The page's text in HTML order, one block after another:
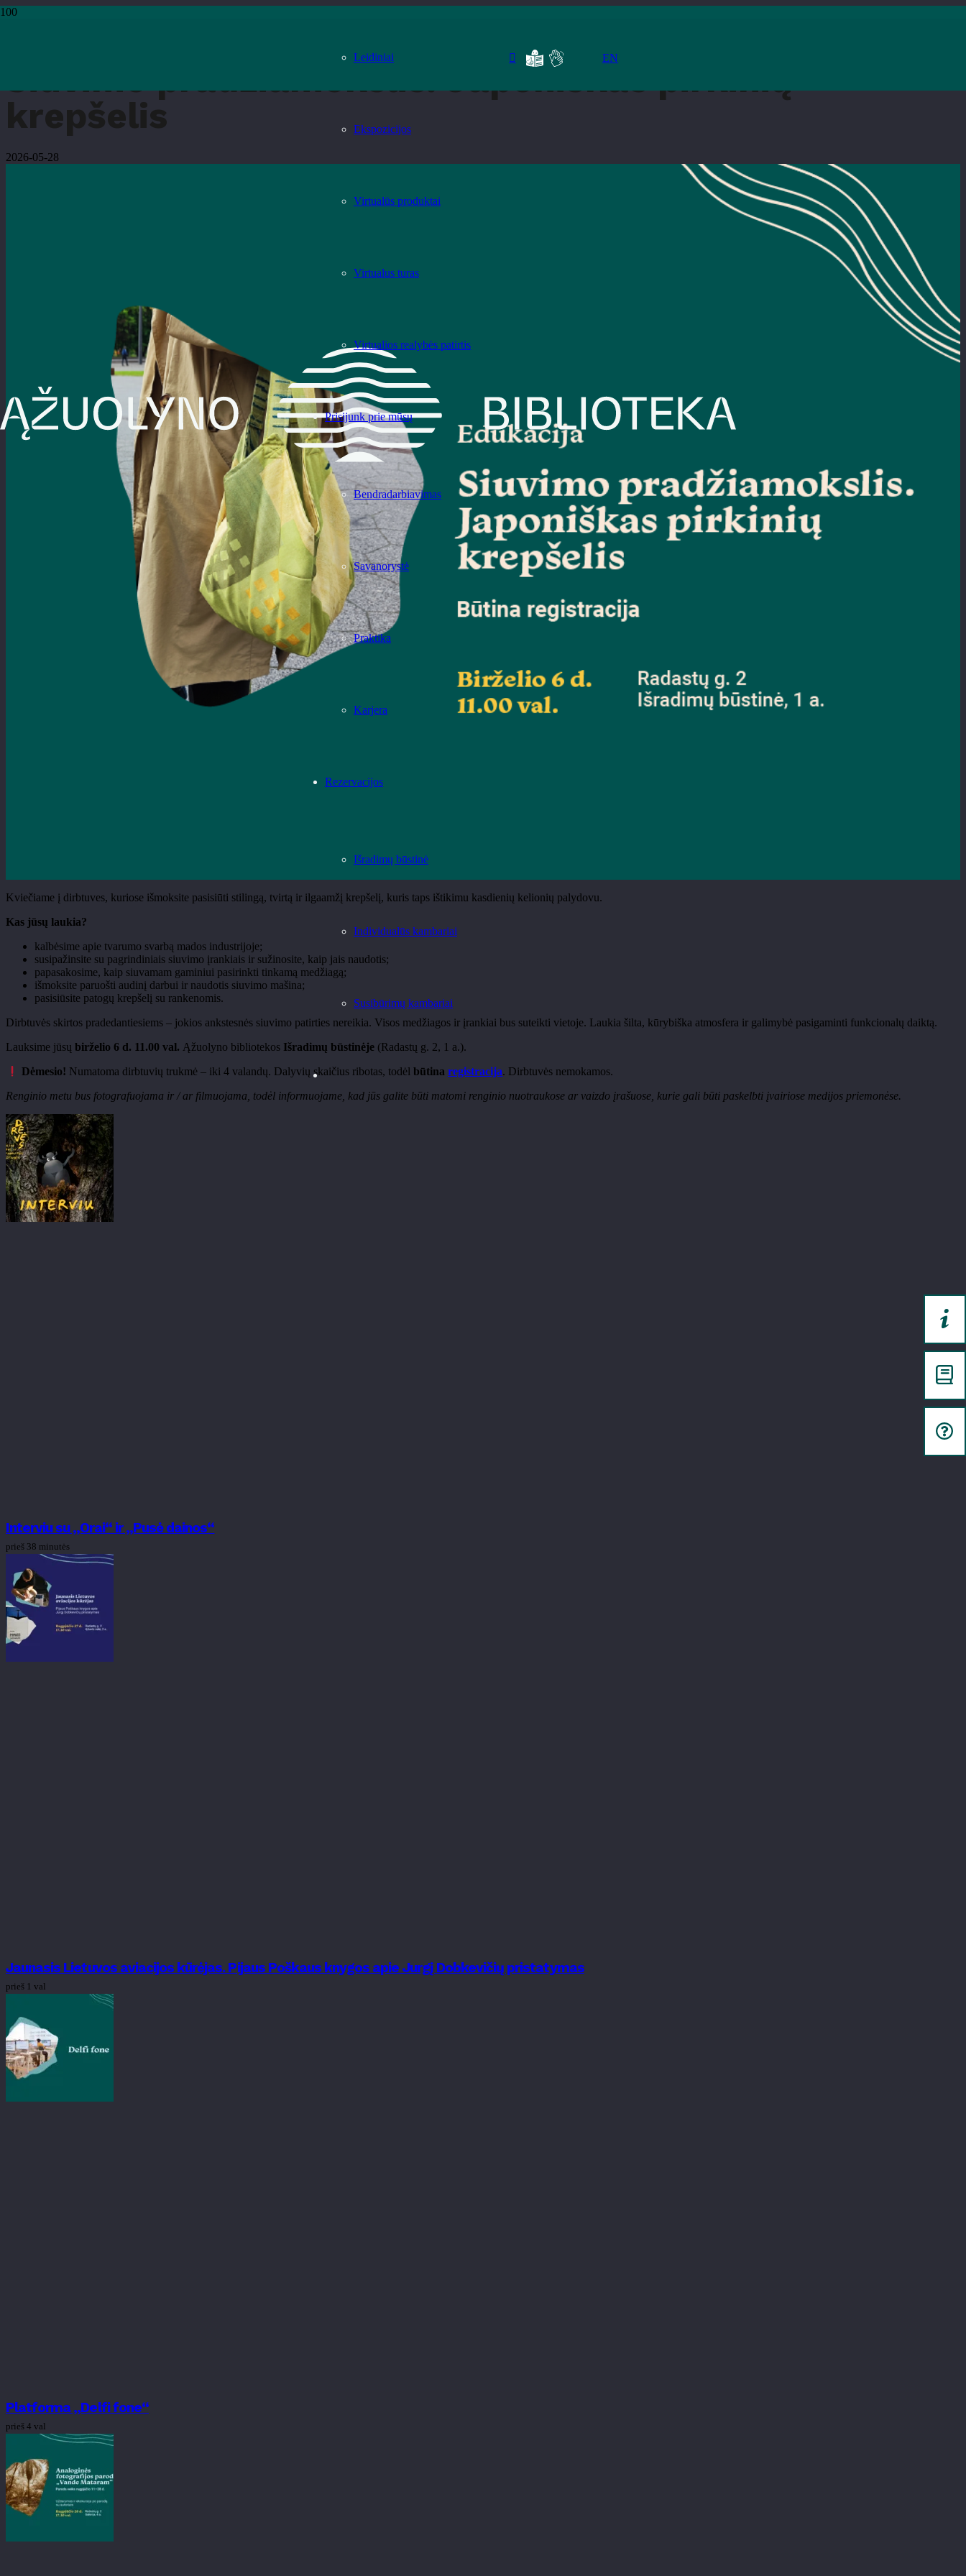
Leidiniai
Ekspozicijos
Virtualūs produktai
Virtualus turas
Virtualios realybės patirtis
Prisijunk prie mūsų
Bendradarbiavimas
Savanorystė
Praktika
Karjera
Rezervacijos
Išradimų būstinė
Individualūs kambariai
Susibūrimų kambariai
EN
Pradžia
Siuvimo pradžiamokslis. Japoniškas pirkinių
krepšelis
2026-05-28
Kviečiame į dirbtuves, kuriose išmoksite pasisiūti stilingą, tvirtą ir ilgaamžį krepšelį, kuris taps ištikimu kasdienių kelionių palydovu.
Kas jūsų laukia?
kalbėsime apie tvarumo svarbą mados industrijoje;
susipažinsite su pagrindiniais siuvimo įrankiais ir sužinosite, kaip jais naudotis;
papasakosime, kaip siuvamam gaminiui pasirinkti tinkamą medžiagą;
išmoksite paruošti audinį darbui ir naudotis siuvimo mašina;
pasisiūsite patogų krepšelį su rankenomis.
Dirbtuvės skirtos pradedantiesiems – jokios ankstesnės siuvimo patirties nereikia. Visos medžiagos ir įrankiai bus suteikti vietoje. Laukia šilta, kūrybiška atmosfera ir galimybė pasigaminti funkcionalų daiktą.
Lauksime jūsų birželio 6 d. 11.00 val. Ąžuolyno bibliotekos Išradimų būstinėje (Radastų g. 2, 1 a.).
Dėmesio! Numatoma dirbtuvių trukmė – iki 4 valandų. Dalyvių skaičius ribotas, todėlbūtinaregistracija. Dirbtuvės nemokamos.
Renginio metu bus fotografuojama ir / ar filmuojama, todėl informuojame, kad jūs galite būti matomi renginio nuotraukose ar vaizdo įrašuose, kurie gali būti paskelbti įvairiose medijos priemonėse.
Interviu su „Orai“ ir „Pusė dainos“
prieš 38 minutės
Jaunasis Lietuvos aviacijos kūrėjas. Pijaus Poškaus knygos apie Jurgį Dobkevičių pristatymas
prieš 1 val
Platforma „Delfi fone“
prieš 4 val